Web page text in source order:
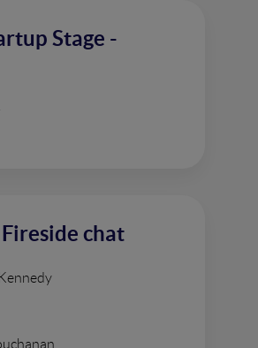
Stage -
chat